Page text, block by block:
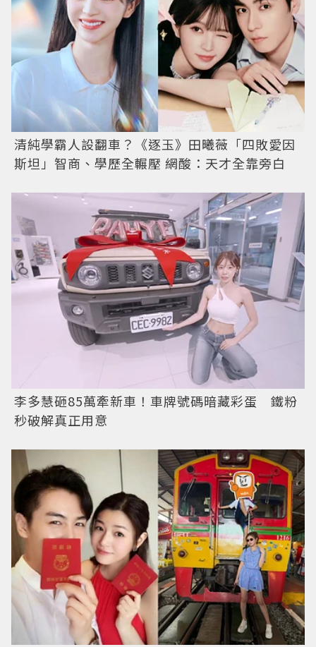
清純學霸人設翻車？《逐玉》田曦薇「四敗愛因
斯坦」智商、學歷全輾壓 網酸：天才全靠旁白
李多慧砸85萬牽新車！車牌號碼暗藏彩蛋 鐵粉
秒破解真正用意